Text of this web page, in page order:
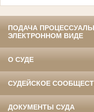
ПОДАЧА
ЭЛЕКТРОННОМ ВИДЕ
О СУДЕ
СУДЕЙСКОЕ
ДОКУМЕНТЫ СУДА